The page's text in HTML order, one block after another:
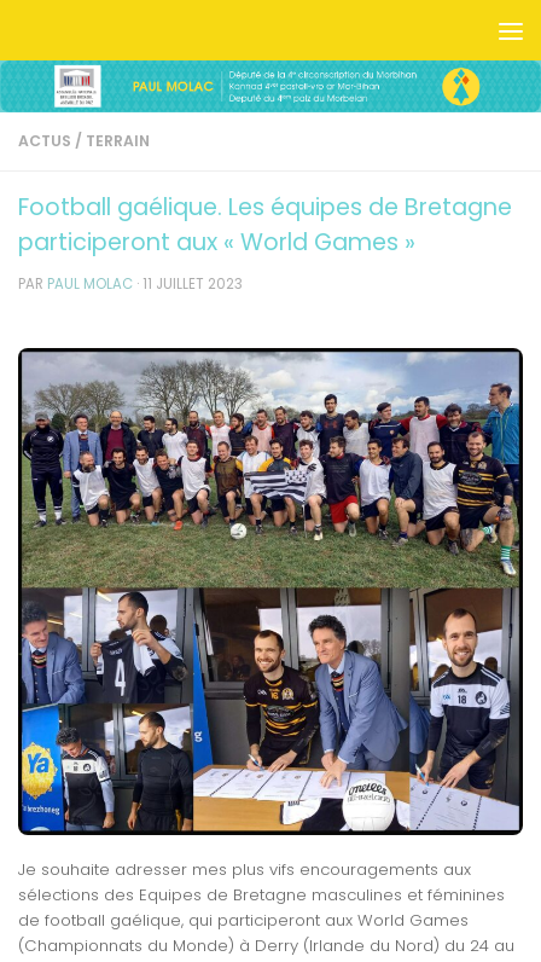
ACTUS / TERRAIN
Football gaélique. Les équipes de Bretagne
participeront aux « World Games »
PAR PAUL MOLAC · 11 JUILLET 2023
Je souhaite adresser mes plus vifs encouragements aux
sélections des Equipes de Bretagne masculines et féminines
de football gaélique, qui participeront aux World Games
(Championnats du Monde) à Derry (Irlande du Nord) du 24 au